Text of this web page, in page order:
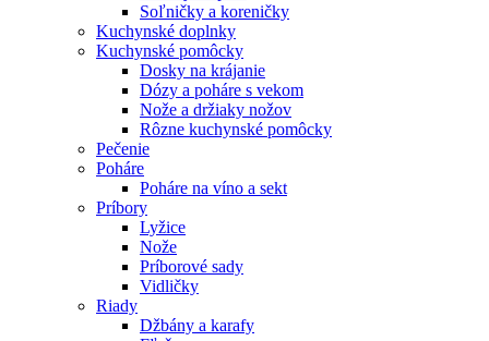
Soľničky a koreničky
Kuchynské doplnky
Kuchynské pomôcky
Dosky na krájanie
Dózy a poháre s vekom
Nože a držiaky nožov
Rôzne kuchynské pomôcky
Pečenie
Poháre
Poháre na víno a sekt
Príbory
Lyžice
Nože
Príborové sady
Vidličky
Riady
Džbány a karafy